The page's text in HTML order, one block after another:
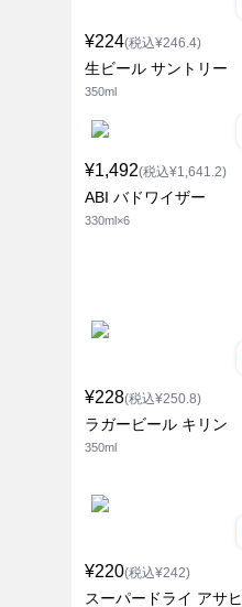
¥224(税込¥246.4)
生ビール サントリー
350ml
¥1,492(税込¥1,641.2)
ABI バドワイザー
330ml×6
¥228(税込¥250.8)
ラガービール キリン
350ml
¥220(税込¥242)
スーパードライ アサヒ